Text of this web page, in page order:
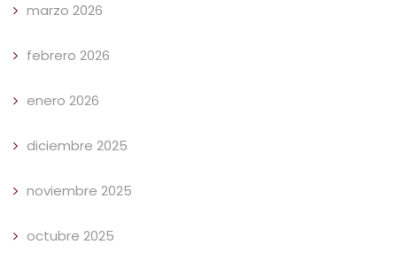
marzo 2026
febrero 2026
enero 2026
diciembre 2025
noviembre 2025
octubre 2025